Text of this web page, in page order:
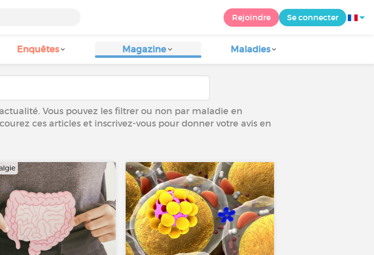
Rejoindre Se connecter
Enquêtes Magazine Maladies
Vous pouvez les filtrer ou non par maladie en
ces articles et inscrivez-vous pour donner votre avis en